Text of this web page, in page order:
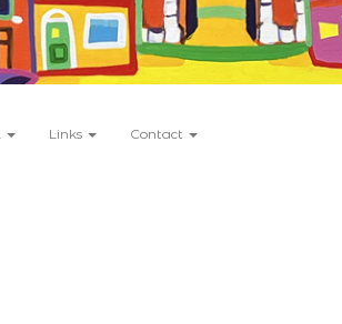
Links Contact